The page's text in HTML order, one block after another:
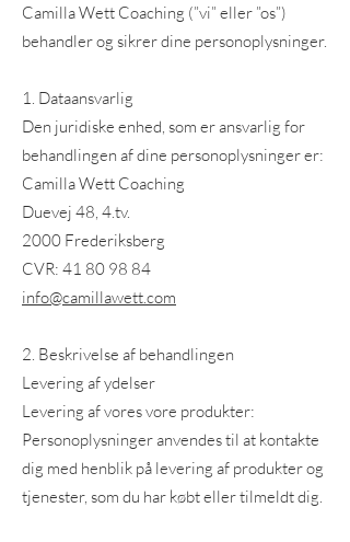
Camilla Wett Coaching (”vi” eller ”os”)
behandler og sikrer dine personoplysninger.
1. Dataansvarlig
Den juridiske enhed, som er ansvarlig for
behandlingen af dine personoplysninger er:
Camilla Wett Coaching
Duevej 48, 4.tv.
2000 Frederiksberg
CVR: 41 80 98 84
info@camillawett.com
2. Beskrivelse af behandlingen
Levering af ydelser
Levering af vores vore produkter:
Personoplysninger anvendes til at kontakte
dig med henblik på levering af produkter og
tjenester, som du har købt eller tilmeldt dig.